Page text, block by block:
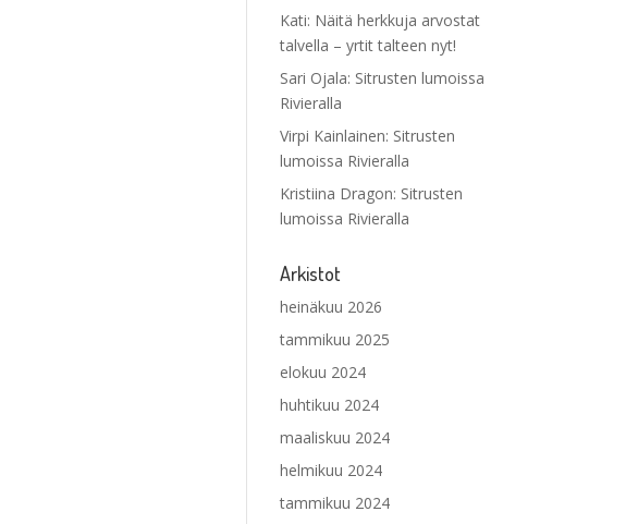
Kati: Näitä herkkuja arvostat
talvella – yrtit talteen nyt!
Sari Ojala: Sitrusten lumoissa
Rivieralla
Virpi Kainlainen: Sitrusten
lumoissa Rivieralla
Kristiina Dragon: Sitrusten
lumoissa Rivieralla
Arkistot
heinäkuu 2026
tammikuu 2025
elokuu 2024
huhtikuu 2024
maaliskuu 2024
helmikuu 2024
tammikuu 2024